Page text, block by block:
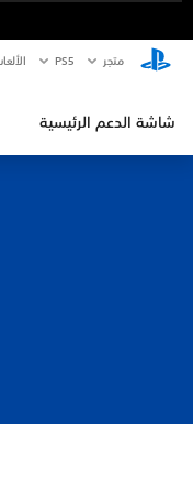
متجر PS5‏
شاشة الدعم الرئيسية